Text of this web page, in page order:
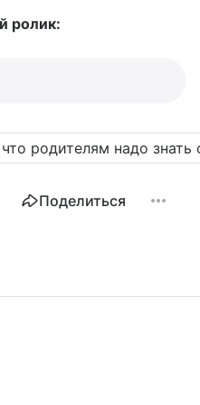
ролик:
родителям надо знать
Поделиться